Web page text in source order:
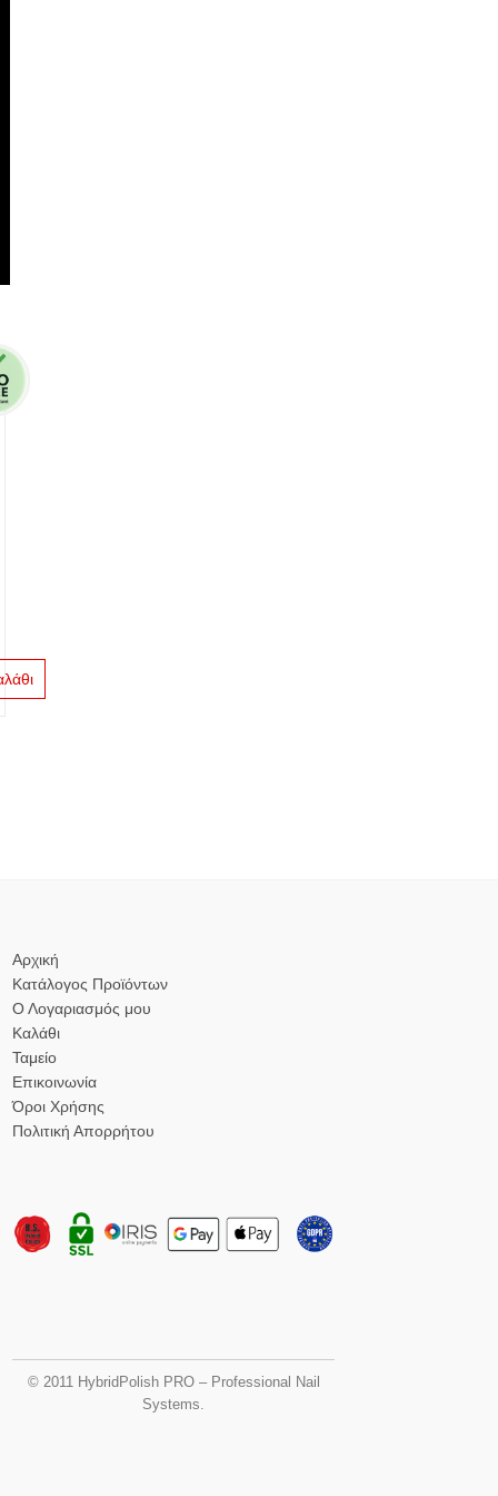
Αρχική
Κατάλογος Προϊόντων
Ο Λογαριασμός μου
Καλάθι
Ταμείο
Επικοινωνία
Όροι Χρήσης
Πολιτική Απορρήτου
© 2011 HybridPolish PRO – Professional Nail
Systems.